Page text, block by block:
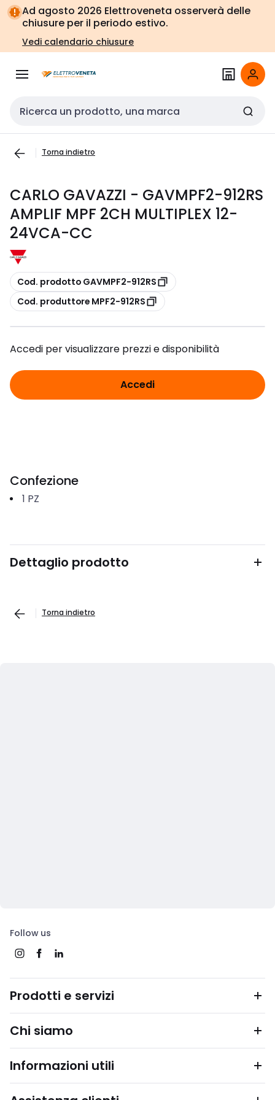
Vai alla
navigazione
Vai
alla
pagina
Ad agosto 2026 Elettroveneta osserverà delle
chiusure per il periodo estivo.
Vedi calendario chiusure
Cerca input
Torna indietro
CARLO GAVAZZI - GAVMPF2-912RS
AMPLIF MPF 2CH MULTIPLEX 12-
24VCA-CC
copia
Cod. prodotto GAVMPF2-912RS
copia
Cod. produttore MPF2-912RS
Accedi per visualizzare prezzi e disponibilità
Accedi
Confezione
1 PZ
Dettaglio prodotto
Torna indietro
Follow us
Prodotti e servizi
Chi siamo
Informazioni utili